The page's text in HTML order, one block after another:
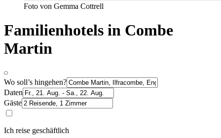
Foto von Gemma Cottrell
Familienhotels in Combe
Martin
Wo soll’s hingehen?
Daten
Gäste
Ich reise geschäftlich